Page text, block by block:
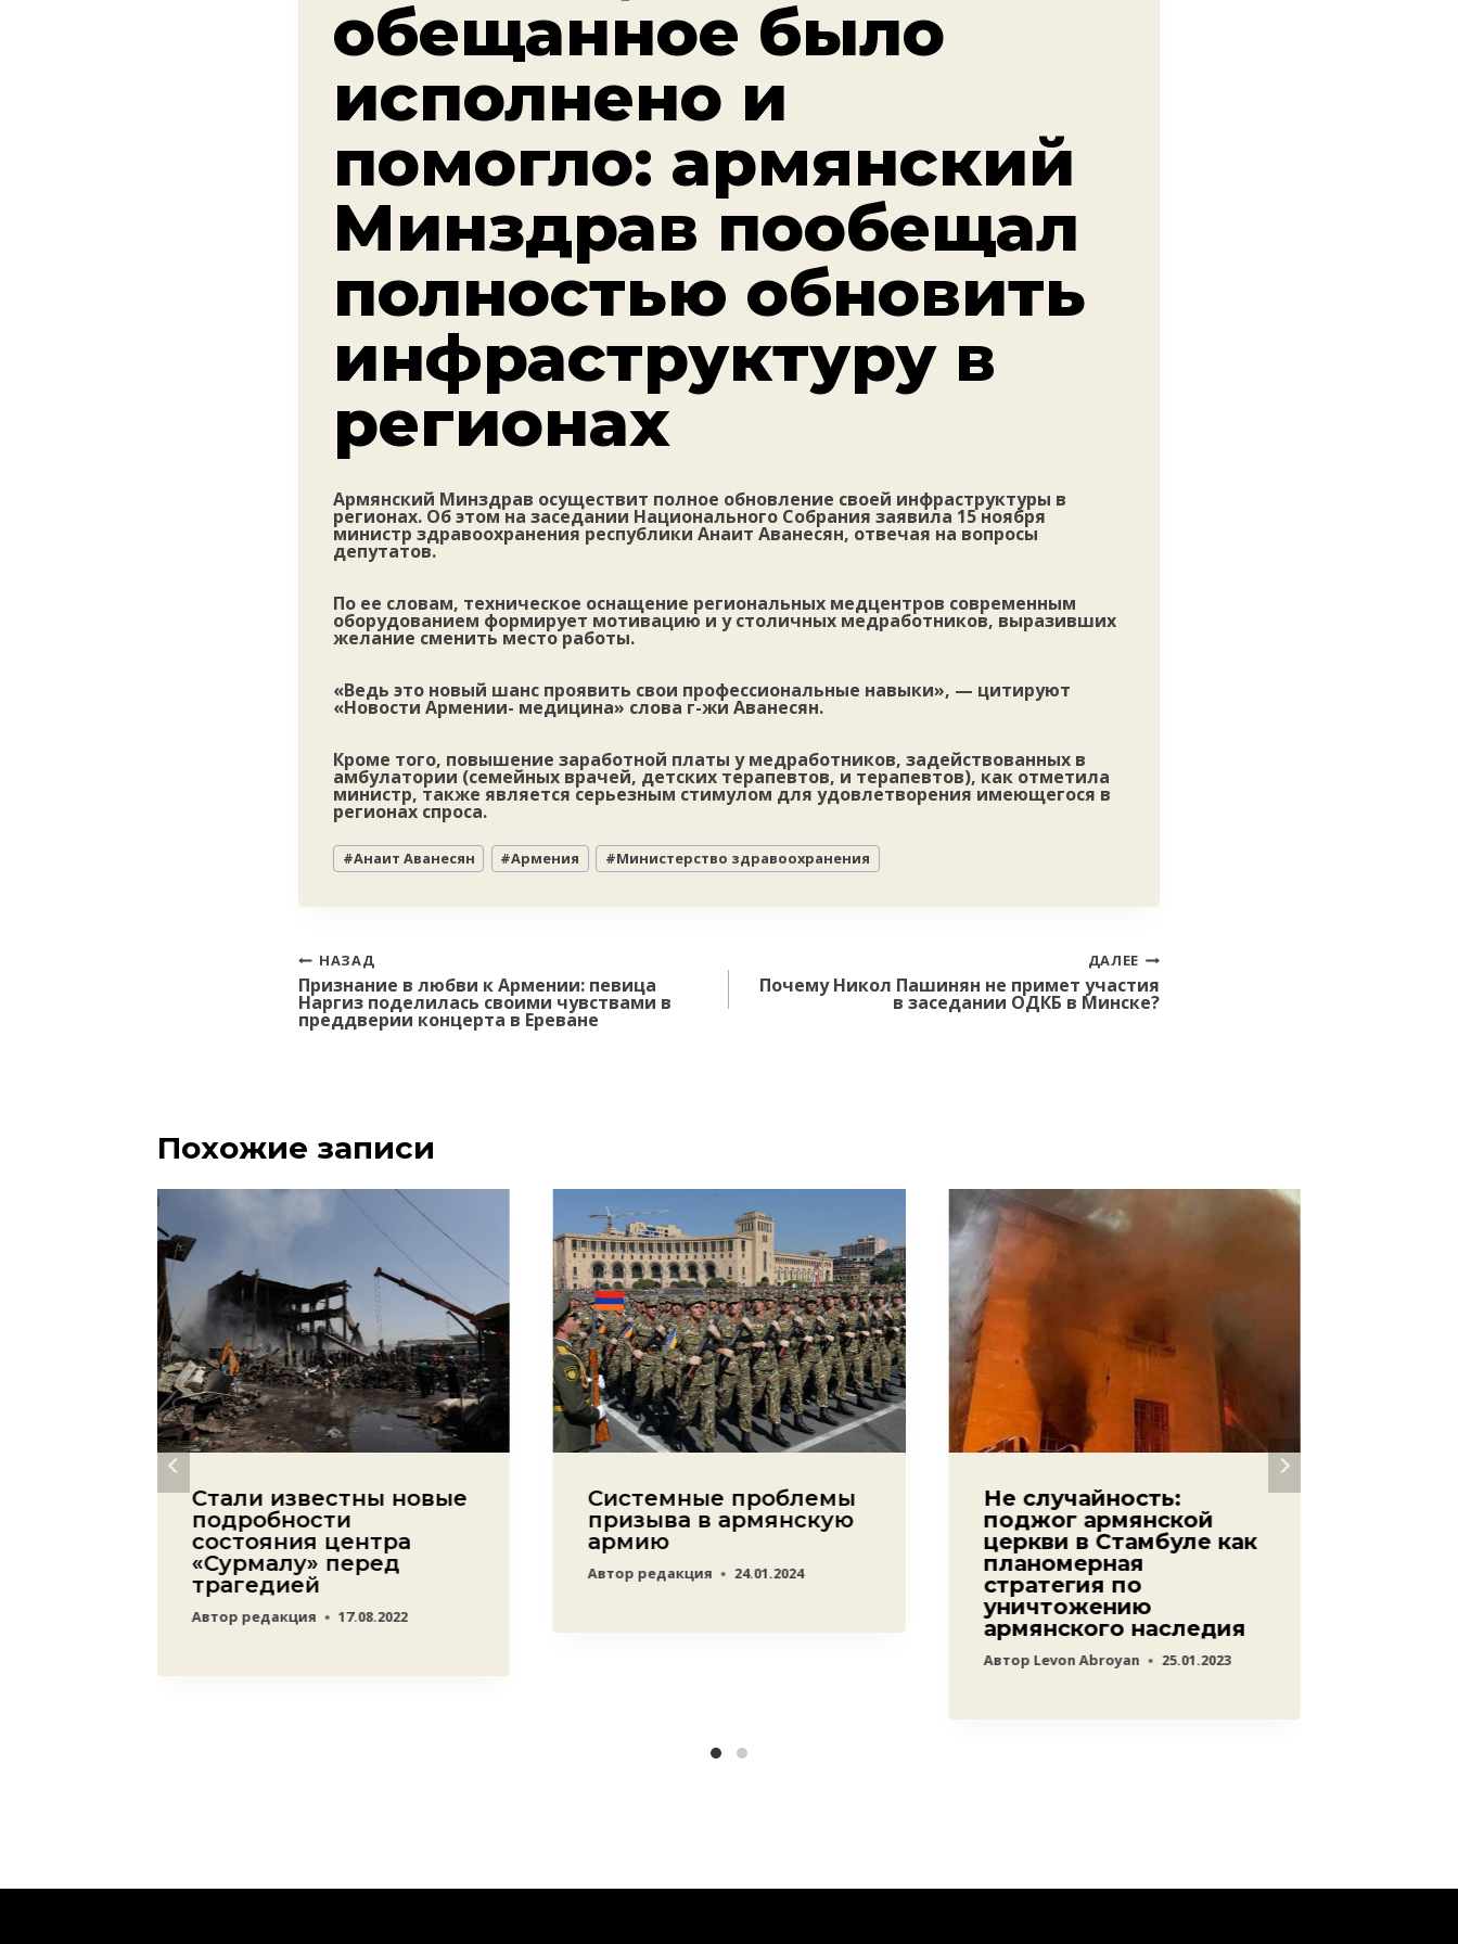
обещанное было
исполнено и
помогло: армянский
Минздрав пообещал
полностью обновить
инфраструктуру в
регионах
Армянский Минздрав осуществит полное обновление своей инфраструктуры в
регионах. Об этом на заседании Национального Собрания заявила 15 ноября
министр здравоохранения республики Анаит Аванесян, отвечая на вопросы
депутатов.
По ее словам, техническое оснащение региональных медцентров современным
оборудованием формирует мотивацию и у столичных медработников, выразивших
желание сменить место работы.
«Ведь это новый шанс проявить свои профессиональные навыки», — цитируют
«Новости Армении- медицина» слова г-жи Аванесян.
Кроме того, повышение заработной платы у медработников, задействованных в
амбулатории (семейных врачей, детских терапевтов, и терапевтов), как отметила
министр, также является серьезным стимулом для удовлетворения имеющегося в
регионах спроса.
Метки
записи:
#Анаит Аванесян #Армения #Министерство здравоохранения
Навигация
по
записям
НАЗАД
Признание в любви к Армении: певица
Наргиз поделилась своими чувствами в
преддверии концерта в Ереване
ДАЛЕЕ
Почему Никол Пашинян не примет участия
в заседании ОДКБ в Минске?
Похожие записи
Стали известны новые
подробности
состояния центра
«Сурмалу» перед
трагедией
Автор редакция 17.08.2022
Системные проблемы
призыва в армянскую
армию
Автор редакция 24.01.2024
Не случайность:
поджог армянской
церкви в Стамбуле как
планомерная
стратегия по
уничтожению
армянского наследия
Автор Levon Abroyan 25.01.2023